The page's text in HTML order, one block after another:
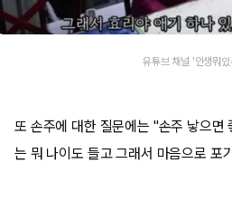
유튜브 채널 '인생뭐있
또 손주에 대한 질문에는 "손주 낳으면
는 뭐 나이도 들고 그래서 마음으로 포